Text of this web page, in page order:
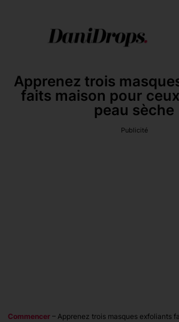
Apprenez trois
faits maison pour
peau sèche
Publicité
Commencer – Apprenez trois masques exfoliants